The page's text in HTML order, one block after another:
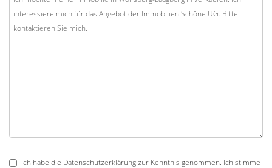
Ich habe die Datenschutzerklärungzur Kenntnis genommen. Ich stimme